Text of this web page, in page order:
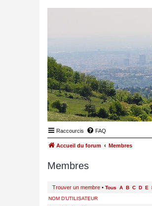
Raccourcis FAQ
Accueil du forum Membres
Membres
Trouver un membre • Tous A B C D E
NOM D’UTILISATEUR